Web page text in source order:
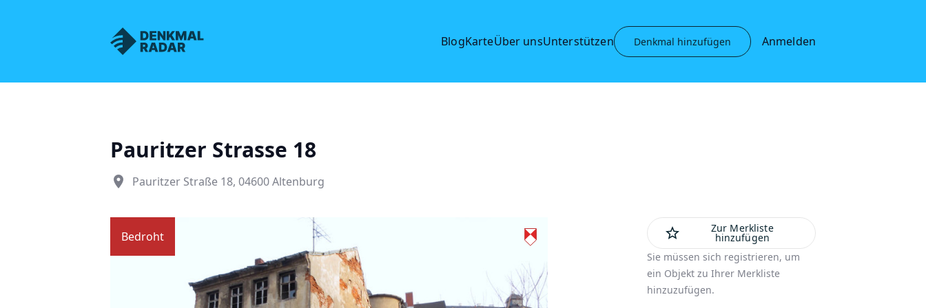
Denkmalnetz Sachsen BlogKarteÜber unsUnterstützen Denkmal hinzufügen Anmelden
Pauritzer Strasse 18
place Pauritzer Straße 18, 04600 Altenburg
Bedroht star_outline Zur Merkliste
hinzufügen
Sie müssen sich registrieren, um
ein Objekt zu Ihrer Merkliste
hinzuzufügen.